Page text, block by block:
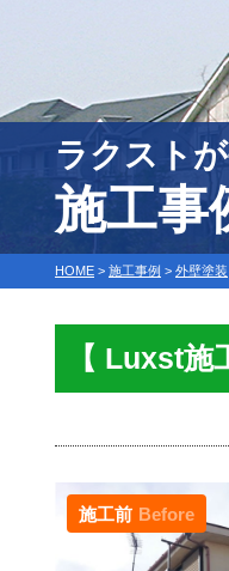
ラクスト
施工事
HOME > 施工事例 > 外壁塗装
【 Luxst施
施工前 Before